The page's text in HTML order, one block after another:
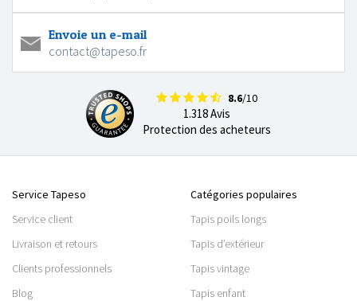
Envoie un e-mail
contact@tapeso.fr
8.6/10
1.318 Avis
Protection des acheteurs
Service Tapeso
Service client
Livraison et retours
Clients professionnels
Blog
Catégories populaires
Tapis poils longs
Tapis d’extérieur
Tapis vintage
Tapis enfant